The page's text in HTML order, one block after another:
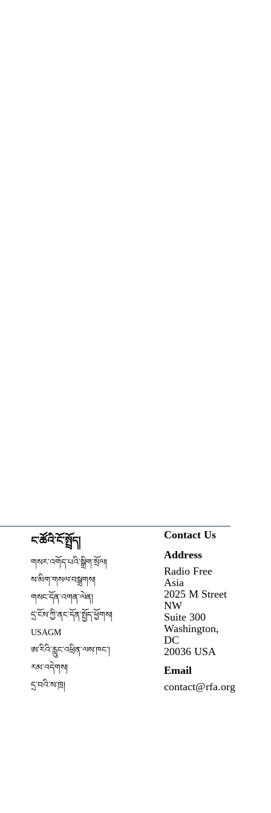
ང་ཚོའི་ངོ་སྤྲོད།
གསར་འགོད་པའི་སྒྲིག་སྲོལ།
ས་མིག་གསལ་བསྒྲགས།
Opens in new window
གསང་དོན་འགན་ལེན།
དྲ་ངོས་ཀྱི་ནང་དོན་སྤྱོད་ཕྱོགས།
USAGM
ཨ་རིའི་རླུང་འཕྲིན་ལས་ཁང༌།
Opens in new window
རམ་འདེགས།
དྲ་བའི་ས་ཁྲ།
Contact Us
Address
Radio Free
Asia
2025 M Street
NW
Suite 300
Washington,
DC
20036 USA
Email
contact@rfa.org